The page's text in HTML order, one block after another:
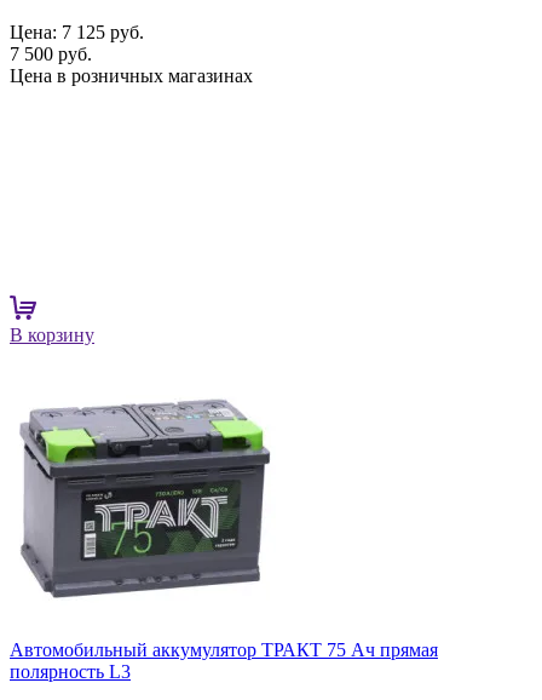
Цена: 7 125 руб.
7 500 руб.
Цена в розничных магазинах
В корзину
Автомобильный аккумулятор ТРАКТ 75 Ач прямая
полярность L3